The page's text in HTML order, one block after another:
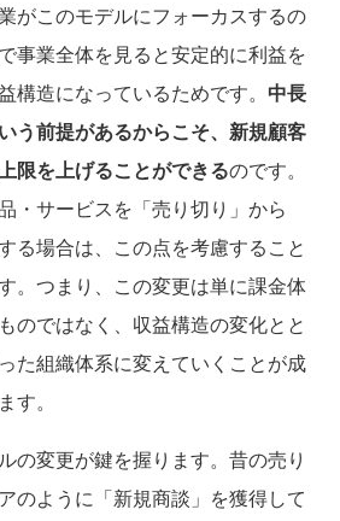
がこのモデルにフォーカスするの
事業全体を見ると安定的に利益を
構造になっているためです。 中長
う前提があるからこそ、新規顧客
限を上げることができるのです。
・サービスを「売り切り」から
る場合は、この点を考慮すること
。つまり、この変更は単に課金体
のではなく、収益構造の変化とと
た組織体系に変えていくことが成
す。
の変更が鍵を握ります。昔の売り
のように「新規商談」を獲得して